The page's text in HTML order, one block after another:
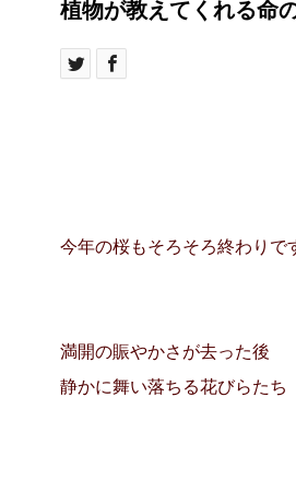
植物が教えてくれる命
今年の桜もそろそろ終わりで
満開の賑やかさが去った後
静かに舞い落ちる花びらたち